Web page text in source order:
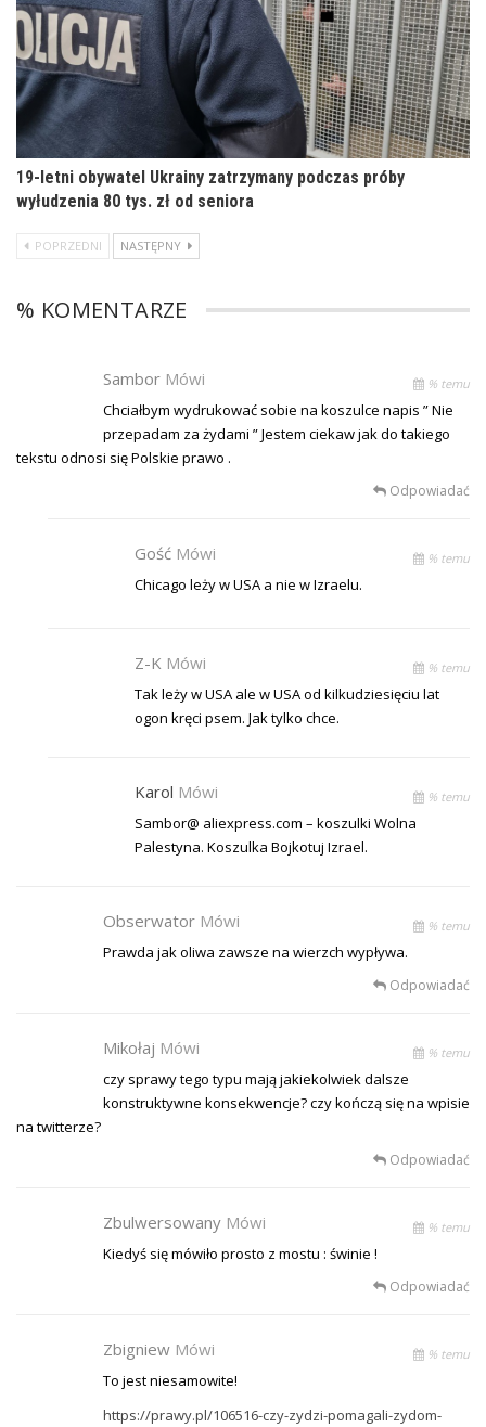
19-letni obywatel Ukrainy zatrzymany podczas próby
wyłudzenia 80 tys. zł od seniora
POPRZEDNI NASTĘPNY
% KOMENTARZE
Sambor Mówi % temu
Chciałbym wydrukować sobie na koszulce napis ” Nie
przepadam za żydami ” Jestem ciekaw jak do takiego
tekstu odnosi się Polskie prawo .
Odpowiadać
Gość Mówi % temu
Chicago leży w USA a nie w Izraelu.
Z-K Mówi % temu
Tak leży w USA ale w USA od kilkudziesięciu lat
ogon kręci psem. Jak tylko chce.
Karol Mówi % temu
Sambor@ aliexpress.com – koszulki Wolna
Palestyna. Koszulka Bojkotuj Izrael.
Obserwator Mówi % temu
Prawda jak oliwa zawsze na wierzch wypływa.
Odpowiadać
Mikołaj Mówi % temu
czy sprawy tego typu mają jakiekolwiek dalsze
konstruktywne konsekwencje? czy kończą się na wpisie
na twitterze?
Odpowiadać
Zbulwersowany Mówi % temu
Kiedyś się mówiło prosto z mostu : świnie !
Odpowiadać
Zbigniew Mówi % temu
To jest niesamowite!
https://prawy.pl/106516-czy-zydzi-pomagali-zydom-